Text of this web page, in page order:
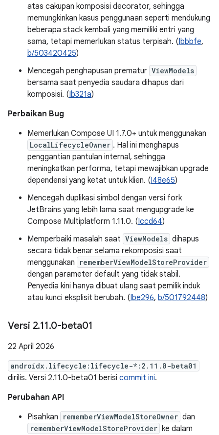
atas cakupan komposisi decorator, sehingga
memungkinkan kasus penggunaan seperti mendukung
beberapa stack kembali yang memiliki entri yang
sama, tetapi memerlukan status terpisah. (Ibbbfe,
b/503420425)
Mencegah penghapusan prematur ViewModels
bersama saat penyedia saudara dihapus dari
komposisi. (Ib321a)
Perbaikan Bug
Memerlukan Compose UI 1.7.0+ untuk menggunakan
LocalLifecycleOwner . Hal ini menghapus
penggantian pantulan internal, sehingga
meningkatkan performa, tetapi mewajibkan upgrade
dependensi yang ketat untuk klien. (I48e65)
Mencegah duplikasi simbol dengan versi fork
JetBrains yang lebih lama saat mengupgrade ke
Compose Multiplatform 1.11.0. (Iccd64)
Memperbaiki masalah saat ViewModels dihapus
secara tidak benar selama rekomposisi saat
menggunakan
rememberViewModelStoreProvider
dengan parameter default yang tidak stabil.
Penyedia kini hanya dibuat ulang saat pemilik induk
atau kunci eksplisit berubah. (Ibe296, b/501792448)
Versi 2.11.0-beta01
22 April 2026
androidx.lifecycle:lifecycle-*:2.11.0-beta01
dirilis. Versi 2.11.0-beta01 berisi commit ini.
Perubahan API
Pisahkan
rememberViewModelStoreOwner dan
rememberViewModelStoreProvider ke dalam